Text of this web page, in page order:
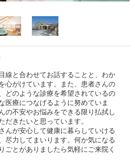
線と合わせてお話することと、わか
心がけています。また、患者さんの
どのような診療を希望されているの
医療につなげるように努めていま
の不安やお悩みをできる限り払拭し
だきたいと思っています。
んが安心して健康に暮らしていける
尽力してまいります。何か気になる
ごとがありましたら気軽にご来院く